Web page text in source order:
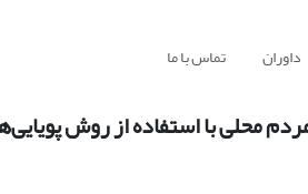
داوران تماس با ما
محلی با استفاده از روش